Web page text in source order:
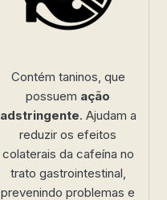
Contém taninos, que
possuem ação
adstringente. Ajudam a
reduzir os efeitos
colaterais da cafeína no
trato gastrointestinal,
prevenindo problemas e